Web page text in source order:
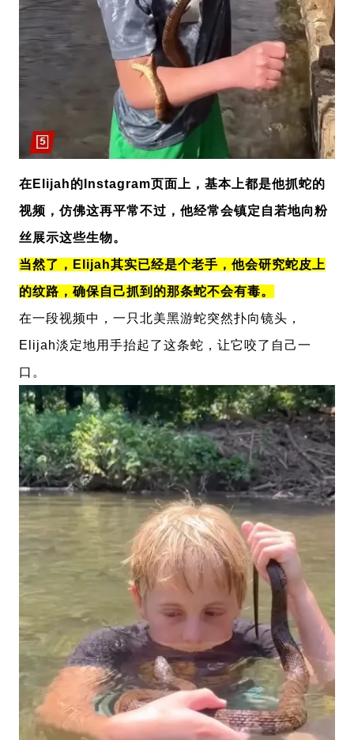
在Elijah的 Instagram页面上，基本上都是他抓蛇的
视频，仿佛这再平常不过，他经常会镇定自若地向粉
丝展示这些生物。
当然了， Elijah其实已经是个老手， 他会研究蛇皮上
的纹路，确保自己抓到的那条蛇不会有毒。
在一段视频中，一只北美黑游蛇突然扑向镜头，
Elijah淡定地用手抬起了这条蛇，让它咬了自己一
口。